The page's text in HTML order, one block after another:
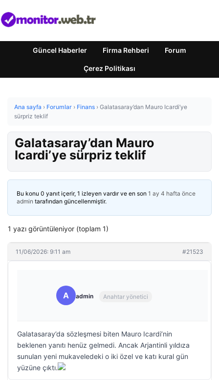
Güncel Haberler Firma Rehberi Forum
Çerez Politikası
Ana sayfa › Forumlar › Finans › Galatasaray’dan Mauro Icardi’ye
sürpriz teklif
Galatasaray’dan Mauro
Icardi’ye sürpriz teklif
Bu konu 0 yanıt içerir, 1 izleyen vardır ve en son 1 ay 4 hafta önce
admin tarafından güncellenmiştir.
1 yazı görüntüleniyor (toplam 1)
11/06/2026: 9:11 am #21523
A admin Anahtar yönetici
Galatasaray’da sözleşmesi biten Mauro Icardi’nin
beklenen yanıtı henüz gelmedi. Ancak Arjantinli yıldıza
sunulan yeni mukaveledeki o iki özel ve katı kural gün
yüzüne çıktı.